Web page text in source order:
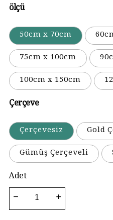
ölçü
50cm x 70cm
75cm x 100cm
100cm x 150cm
Çerçeve
Çerçevesiz
Gold
Gümüş Çerçeveli
Adet